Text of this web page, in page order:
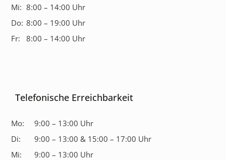
Mi: 8:00 – 14:00 Uhr
Do: 8:00 – 19:00 Uhr
Fr:
8:00 – 14:00 Uhr
Telefonische Erreichbarkeit
Mo:
9:00 – 13:00 Uhr
Di:
9:00 – 13:00 & 15:00 – 17:00 Uhr
Mi:
9:00 – 13:00 Uhr